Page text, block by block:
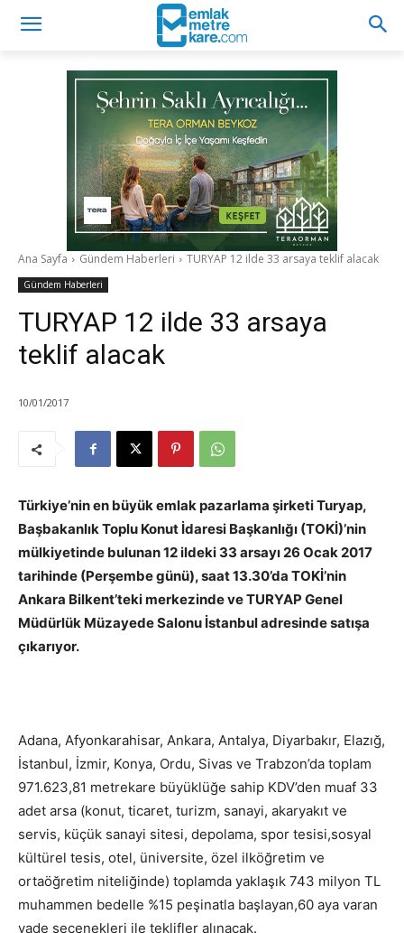
Ana Sayfa Gündem Haberleri TURYAP 12 ilde 33 arsaya teklif alacak
Gündem Haberleri
TURYAP 12 ilde 33 arsaya
teklif alacak
10/01/2017
Türkiye’nin en büyük emlak pazarlama şirketi Turyap,
Başbakanlık Toplu Konut İdaresi Başkanlığı (TOKİ)’nin
mülkiyetinde bulunan 12 ildeki 33 arsayı 26 Ocak 2017
tarihinde (Perşembe günü), saat 13.30’da TOKİ’nin
Ankara Bilkent’teki merkezinde ve TURYAP Genel
Müdürlük Müzayede Salonu İstanbul adresinde satışa
çıkarıyor.
Adana, Afyonkarahisar, Ankara, Antalya, Diyarbakır, Elazığ,
İstanbul, İzmir, Konya, Ordu, Sivas ve Trabzon’da toplam
971.623,81 metrekare büyüklüğe sahip KDV’den muaf 33
adet arsa (konut, ticaret, turizm, sanayi, akaryakıt ve
servis, küçük sanayi sitesi, depolama, spor tesisi,sosyal
kültürel tesis, otel, üniversite, özel ilköğretim ve
ortaöğretim niteliğinde) toplamda yaklaşık 743 milyon TL
muhammen bedelle %15 peşinatla başlayan,60 aya varan
vade seçenekleri ile teklifler alınacak.